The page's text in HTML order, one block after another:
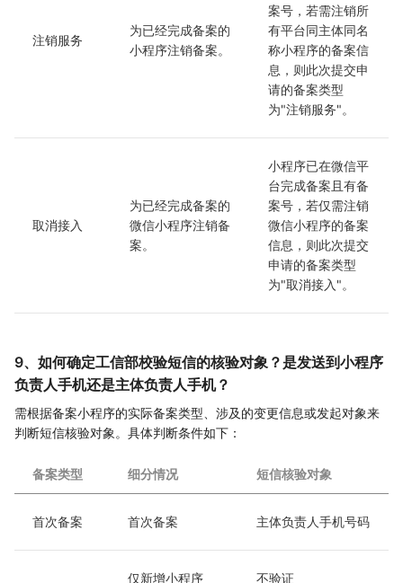
注销服务
为已经完成备案的
小程序注销备案。
案号，若需注销所
有平台同主体同名
称小程序的备案信
息，则此次提交申
请的备案类型
为"注销服务"。
取消接入
为已经完成备案的
微信小程序注销备
案。
小程序已在微信平
台完成备案且有备
案号，若仅需注销
微信小程序的备案
信息，则此次提交
申请的备案类型
为"取消接入"。
9、如何确定工信部校验短信的核验对象？是发送到小程序
负责人手机还是主体负责人手机？
需根据备案小程序的实际备案类型、涉及的变更信息或发起对象来
判断短信核验对象。具体判断条件如下：
备案类型 细分情况 短信核验对象
首次备案 首次备案 主体负责人手机号码
仅新增小程序 不验证